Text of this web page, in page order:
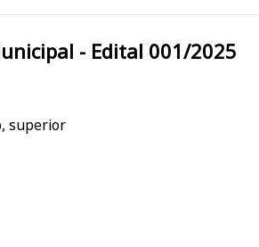
Municipal - Edital 001/2025
superior